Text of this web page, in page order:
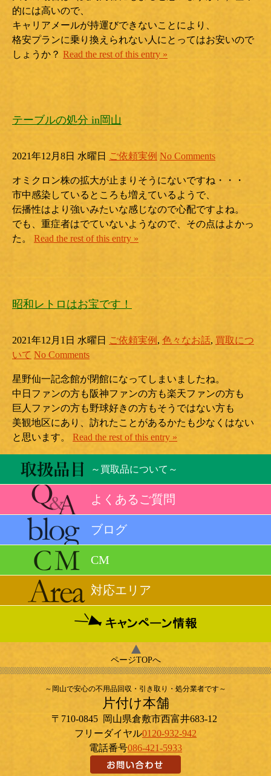
的には高いので、
キャリアメールが持運びできないことにより、
格安プランに乗り換えられない人にとってはお安いので
しょうか？ Read the rest of this entry »
テーブルの処分 in岡山
2021年12月8日 水曜日 ご依頼実例 No Comments
オミクロン株の拡大が止まりそうにないですね・・・
市中感染しているところも増えているようで、
伝播性はより強いみたいな感じなので心配ですよね。
でも、重症者はでていないようなので、その点はよかっ
た。 Read the rest of this entry »
昭和レトロはお宝です！
2021年12月1日 水曜日 ご依頼実例 , 色々なお話, 買取につ
いて No Comments
星野仙一記念館が閉館になってしまいましたね。
中日ファンの方も阪神ファンの方も楽天ファンの方も
巨人ファンの方も野球好きの方もそうではない方も
美観地区にあり、訪れたことがあるかたも少なくはない
と思います。 Read the rest of this entry »
～買取品について～
よくあるご質問
ブログ
CM
対応エリア
ページTOPへ
～岡山で安心の不用品回収・引き取り・処分業者です～
片付け本舗
〒710-0845 岡山県倉敷市西富井683-12
フリーダイヤル0120-932-942
電話番号086-421-5933